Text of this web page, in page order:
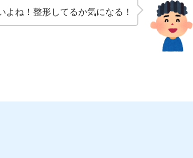
ね！整形してるか気になる！